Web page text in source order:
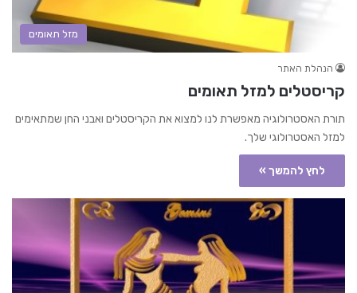
מזל תאומים
הנהלת האתר
קריסטלים למזל תאומים
תורת האסטרולוגיה מאפשרת לנו למצוא את הקריסטלים ואבני החן שמתאימים
למזל האסטרולוגי שלך.
לחץ להמשך »